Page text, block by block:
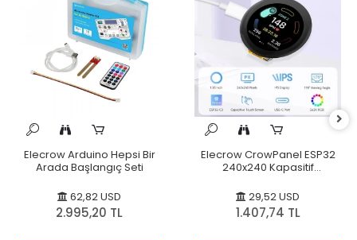
Elecrow Arduino Hepsi Bir
Arada Başlangıç Seti
62,82 USD
2.995,20 TL
Elecrow CrowPanel ESP32
240x240 Kapasitif
29,52 USD
1.407,74 TL